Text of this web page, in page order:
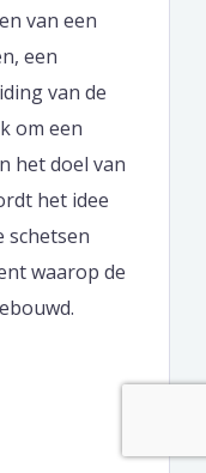
van een
een
van de
om een
het doel van
het idee
schetsen
waarop de